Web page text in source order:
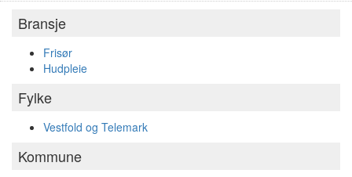
Bransje
Frisør
Hudpleie
Fylke
Vestfold og Telemark
Kommune